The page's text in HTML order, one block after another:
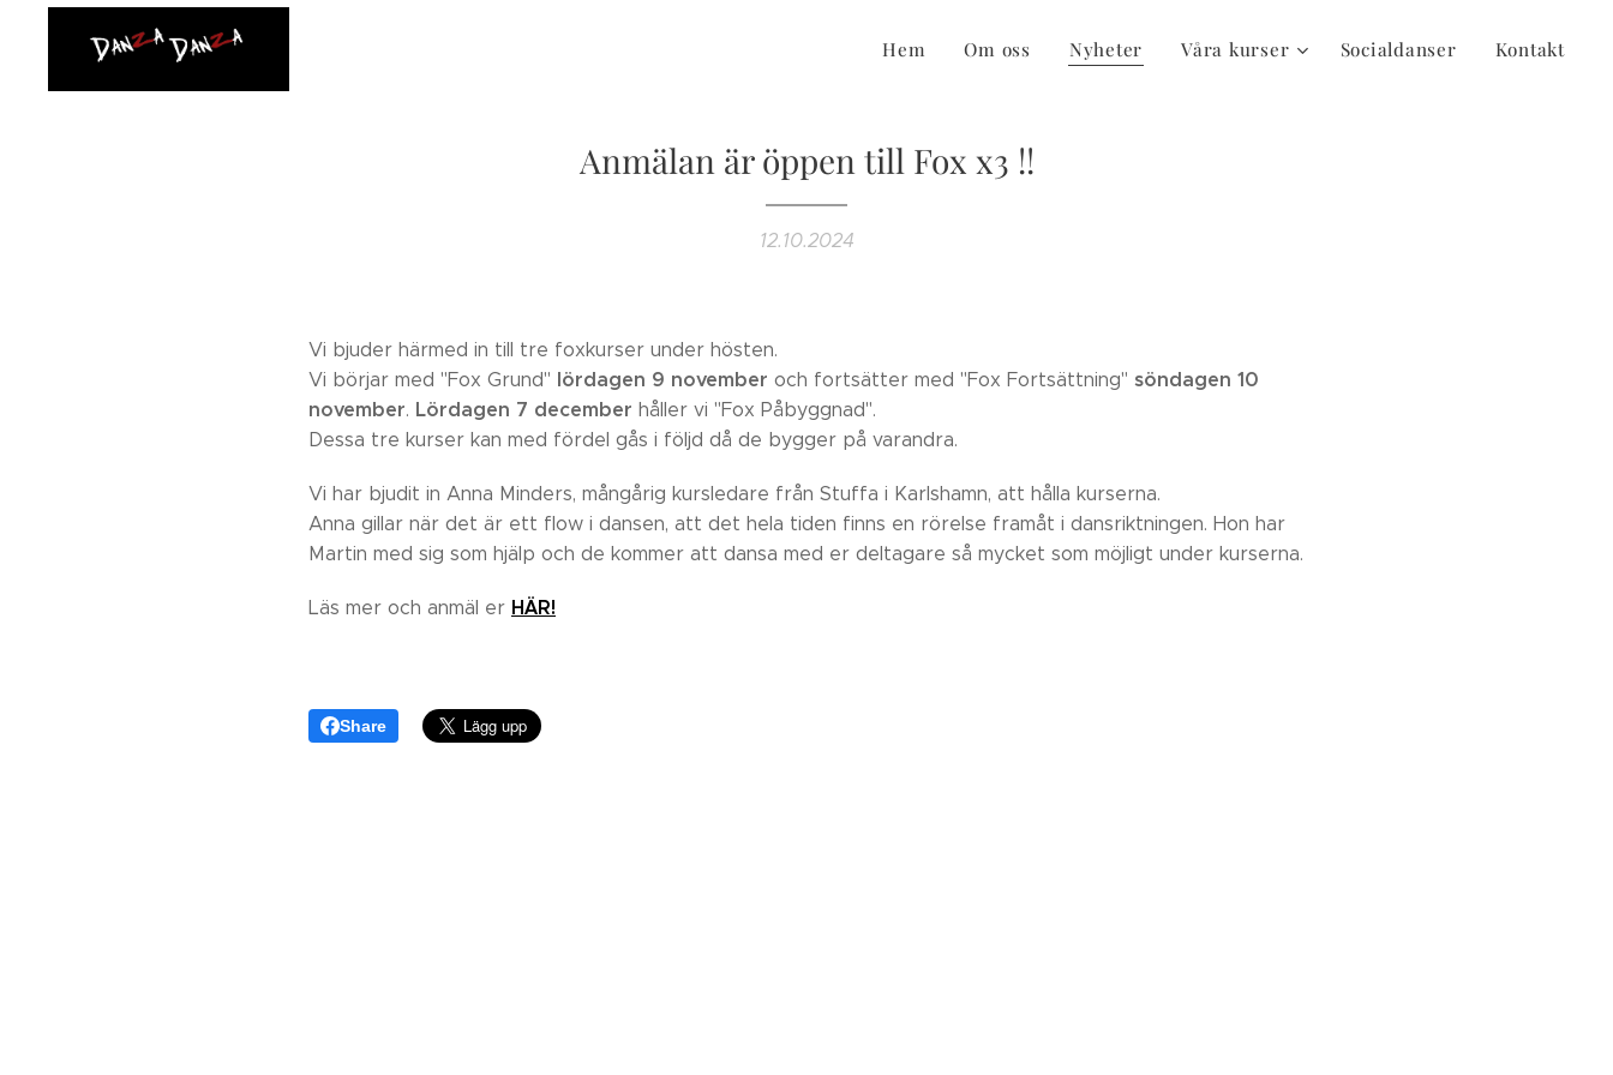
Hem Om oss Nyheter Våra kurser Socialdanser Kontakt
Anmälan är öppen till Fox x3 !!
12.10.2024
Vi bjuder härmed in till tre foxkurser under hösten.
Vi börjar med "Fox Grund" lördagen 9 november och fortsätter med "Fox Fortsättning" söndagen 10
november. Lördagen 7 december håller vi "Fox Påbyggnad".
Dessa tre kurser kan med fördel gås i följd då de bygger på varandra.
Vi har bjudit in Anna Minders, mångårig kursledare från Stuffa i Karlshamn, att hålla kurserna.
Anna gillar när det är ett flow i dansen, att det hela tiden finns en rörelse framåt i dansriktningen. Hon har
Martin med sig som hjälp och de kommer att dansa med er deltagare så mycket som möjligt under kurserna.
Läs mer och anmäl er HÄR!
Share